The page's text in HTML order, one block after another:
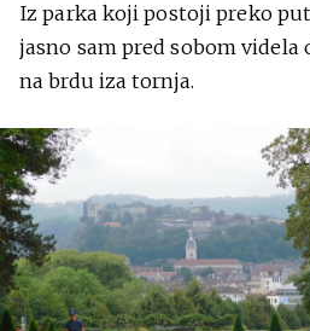
Iz parka koji postoji preko
jasno sam pred sobom videla
na brdu iza tornja.